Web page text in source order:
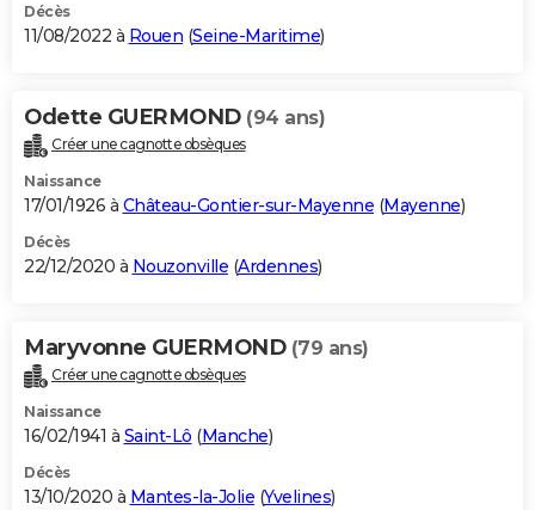
S'inscrire
Se connecter
Lycées
Collèges
Primaires
Universités
Entreprises
Service militaire
Avis de recherche
AVIS DE DÉCÈS
Bricolage
Lifestyle
Culture
Sport
Auto
Television
Voyage
Cinema
Décès
11/08/2022 à Rouen (Seine-Maritime)
Odette GUERMOND (94 ans)
Créer une cagnotte obsèques
Naissance
17/01/1926 à Château-Gontier-sur-Mayenne (Mayenne)
Décès
22/12/2020 à Nouzonville (Ardennes)
Maryvonne GUERMOND (79 ans)
Créer une cagnotte obsèques
Naissance
16/02/1941 à Saint-Lô (Manche)
Décès
13/10/2020 à Mantes-la-Jolie (Yvelines)